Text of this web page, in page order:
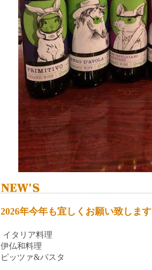
2026年今年も宜しくお願い致します
イタリア料理
伊仏和料理
ピッツァ&パスタ